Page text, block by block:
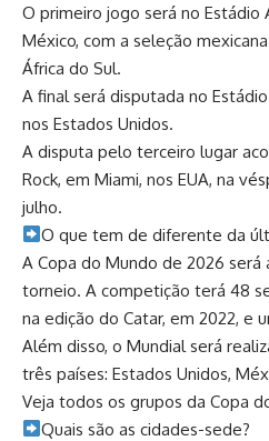
O primeiro jogo será no Estádio
México, com a seleção
África do Sul.
A final será disputada no
nos Estados Unidos.
A disputa pelo terceiro lugar
Rock, em Miami, nos EUA, na
julho.
​O que tem de diferente da
A Copa do Mundo de 2026 será
torneio. A competição terá 48
na edição do Catar, em 2022, e
Além disso, o Mundial será
três países: Estados Unidos,
Veja todos os grupos da Copa
​Quais são as cidades-sede?